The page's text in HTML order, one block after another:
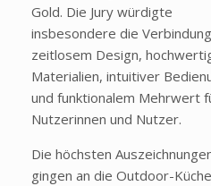
Gold. Die Jury würdigte
insbesondere die
zeitlosem Design,
Materialien, intuitiver
und funktionalem Mehrwert
Nutzerinnen und Nutzer.
Die höchsten
gingen an die Outdoor-Küche